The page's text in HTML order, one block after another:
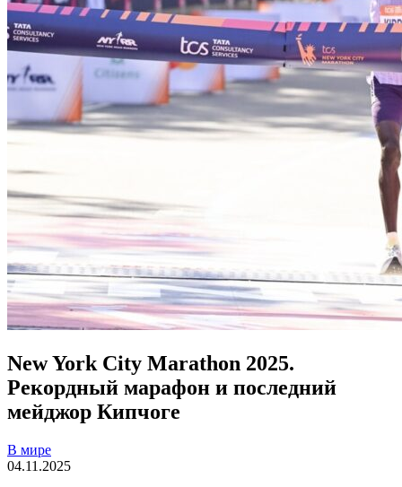
New York City Marathon 2025.
Рекордный марафон и последний
мейджор Кипчоге
В мире
04.11.2025